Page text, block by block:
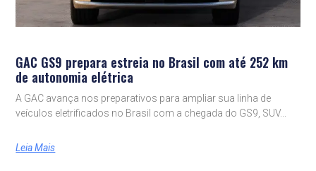
GAC GS9 prepara estreia no Brasil com até 252 km
de autonomia elétrica
A GAC avança nos preparativos para ampliar sua linha de
veículos eletrificados no Brasil com a chegada do GS9, SUV
Leia Mais